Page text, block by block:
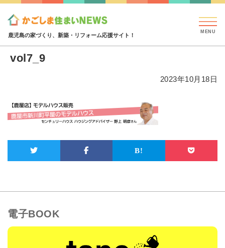
鹿児島の家づくり、新築・リフォーム応援サイト！
vol7_9
2023年10月18日
電子BOOK